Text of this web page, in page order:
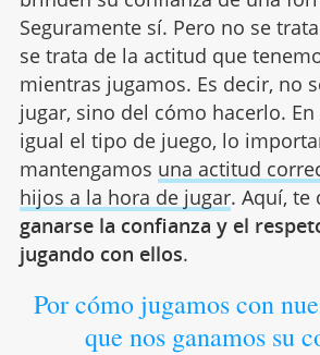
Seguramente sí. Pero no se
se trata de la actitud que
mientras jugamos. Es decir, no
jugar, sino del cómo hacerlo.
igual el tipo de juego, lo
mantengamos una actitud
hijos a la hora de jugar. Aquí, te
ganarse la confianza y el
jugando con ellos.
Por cómo jugamos con
que nos ganamos su